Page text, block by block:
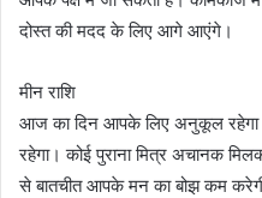
दोस्त की मदद के लिए आगे आएंगे।
मीन राशि
आज का दिन आपके लिए अनुकूल
रहेगा। कोई पुराना मित्र अचानक
से बातचीत आपके मन का बोझ कम